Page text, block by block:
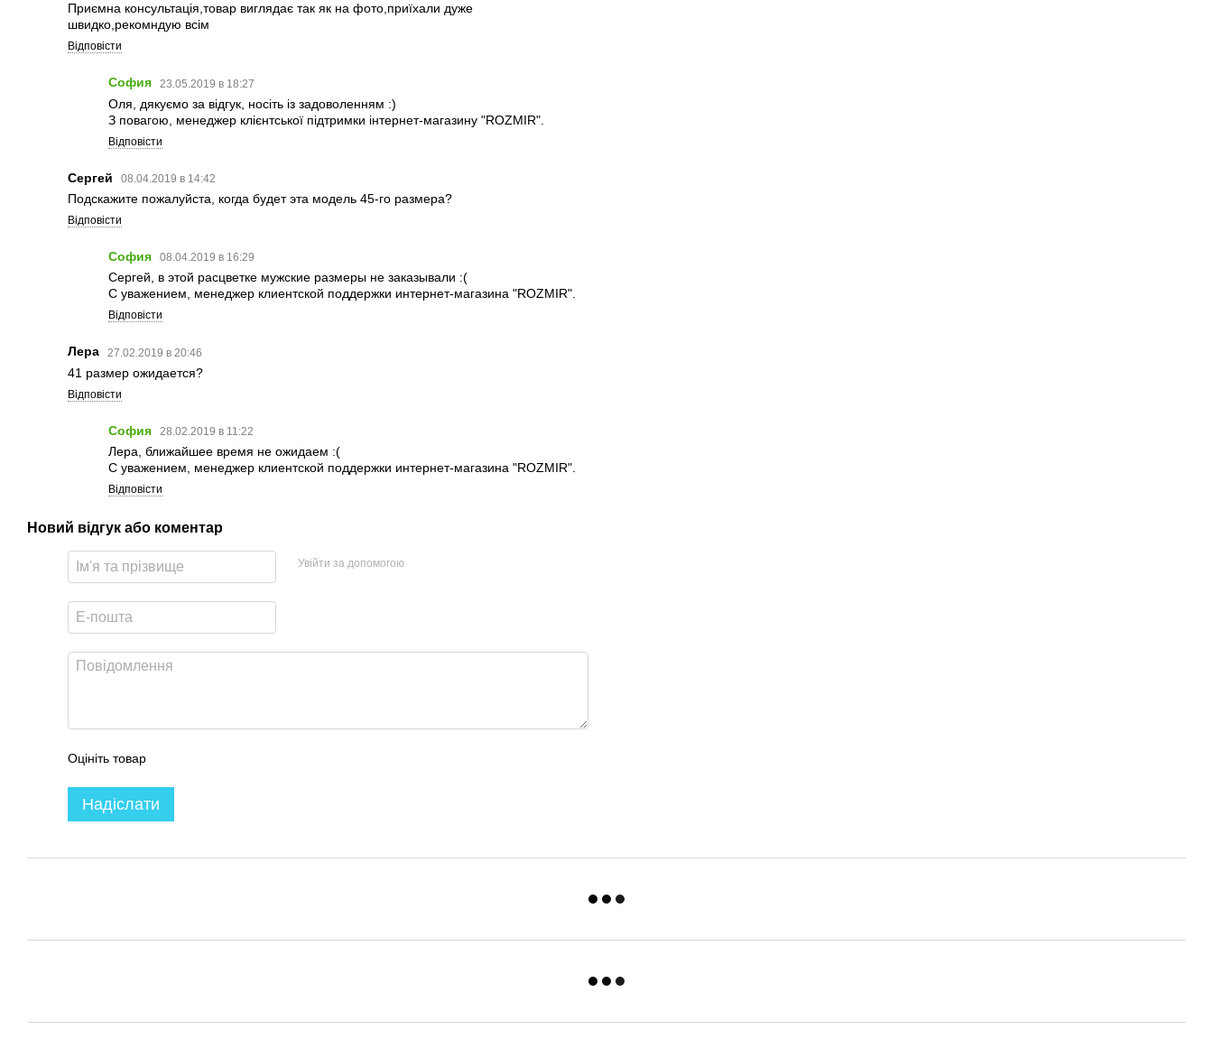
Приємна консультація,товар виглядає так як на фото,приїхали дуже
швидко,рекомндую всім
Відповісти
София 23.05.2019 в 18:27
Оля, дякуємо за відгук, носіть із задоволенням :)
З повагою, менеджер клієнтської підтримки інтернет-магазину "ROZMIR".
Відповісти
Сергей 08.04.2019 в 14:42
Подскажите пожалуйста, когда будет эта модель 45-го размера?
Відповісти
София 08.04.2019 в 16:29
Сергей, в этой расцветке мужские размеры не заказывали :(
С уважением, менеджер клиентской поддержки интернет-магазина "ROZMIR".
Відповісти
Лера 27.02.2019 в 20:46
41 размер ожидается?
Відповісти
София 28.02.2019 в 11:22
Лера, ближайшее время не ожидаем :(
С уважением, менеджер клиентской поддержки интернет-магазина "ROZMIR".
Відповісти
Новий відгук або коментар
Увійти за допомогою
Оцініть товар
Надіслати